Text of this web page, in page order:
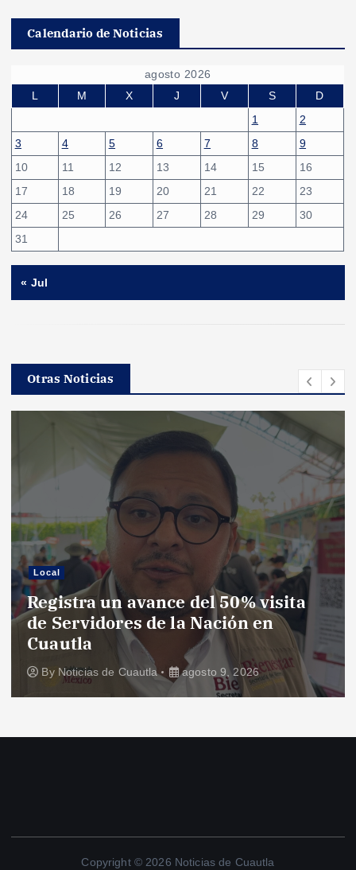
Calendario de Noticias
agosto 2026
L
M X J V S
D
1
2
3
4 5 6 7 8
9
10
11 12 13 14 15
16
17
18 19 20 21 22
23
24
25 26 27 28 29
30
31
« Jul
Otras Noticias
Local
Registra un avance del 50% visita
de Servidores de la Nación en
Cuautla
By Noticias de Cuautla agosto 9, 2026
Copyright © 2026 Noticias de Cuautla